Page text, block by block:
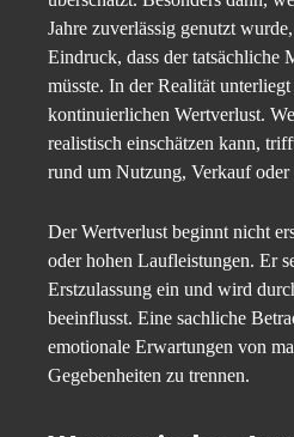
Jahre zuverlässig genutzt
Eindruck, dass der tatsächliche
müsste. In der Realität
kontinuierlichen Wertverlust.
realistisch einschätzen kann,
rund um Nutzung, Verkauf oder
Der Wertverlust beginnt nicht
oder hohen Laufleistungen. Er
Erstzulassung ein und wird
beeinflusst. Eine sachliche
emotionale Erwartungen von
Gegebenheiten zu trennen.